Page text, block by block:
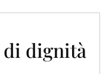
di dignità